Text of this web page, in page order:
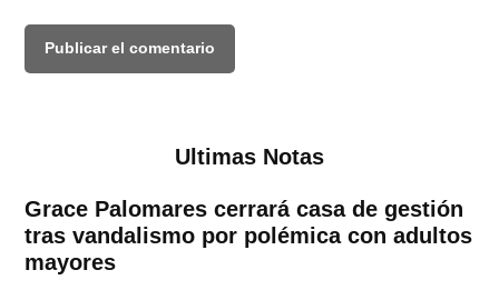
Ultimas Notas
Grace Palomares cerrará casa de gestión
tras vandalismo por polémica con adultos
mayores